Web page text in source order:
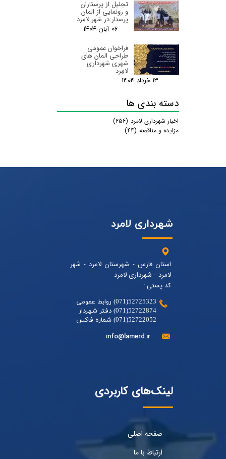
تجلیل از پرستاران
و رونمایی از المان
پرستار در شهر لامِرد
۰۶ آبان ۰۴
فراخوان عمومی
طراحی المان های
شهری شهرداری
لامِرد
۱۳ خرداد ۰۴
دسته بندی ها
اخبار شهرداری لامرد (۲۵۶)
مزایده و مناقصه (۴۴)
شهرداری لامرد
استان فارس - شهرستان لامرد - شهر
لامرد - شهرداری لامرد
کد پستی :
52725323(071) روابط عمومی
52722874(071) دفتر شهردار
52722052(071) شماره فاکس
info@lamerd.ir
لینک‌های کاربردی
صفحه اصلی
ارتباط با ما